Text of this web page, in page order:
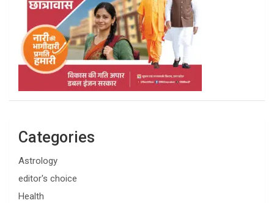
Categories
Astrology
editor's choice
Health